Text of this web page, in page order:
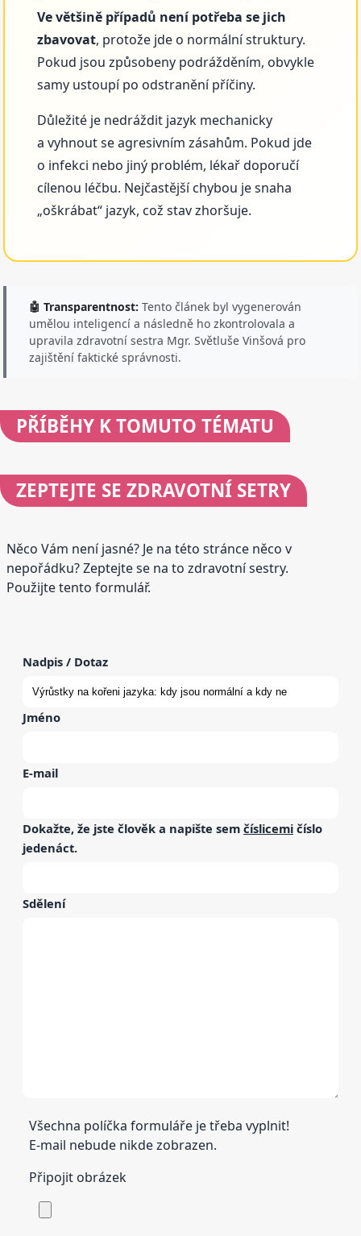
Ve většině případů není potřeba se jich
zbavovat, protože jde o normální struktury.
Pokud jsou způsobeny podrážděním, obvykle
samy ustoupí po odstranění příčiny.
Důležité je nedráždit jazyk mechanicky
a vyhnout se agresivním zásahům. Pokud jde
o infekci nebo jiný problém, lékař doporučí
cílenou léčbu. Nejčastější chybou je snaha
„oškrábat“ jazyk, což stav zhoršuje.
🤖 Transparentnost: Tento článek byl vygenerován
umělou inteligencí a následně ho zkontrolovala a
upravila zdravotní sestra Mgr. Světluše Vinšová pro
zajištění faktické správnosti.
PŘÍBĚHY K TOMUTO TÉMATU
ZEPTEJTE SE ZDRAVOTNÍ SETRY
Něco Vám není jasné? Je na této stránce něco v
nepořádku? Zeptejte se na to zdravotní sestry.
Použijte tento formulář.
Nadpis / Dotaz
Jméno
E-mail
Dokažte, že jste člověk a napište sem číslicemi číslo
jedenáct.
Sdělení
Všechna políčka formuláře je třeba vyplnit!
E-mail nebude nikde zobrazen.
Připojit obrázek